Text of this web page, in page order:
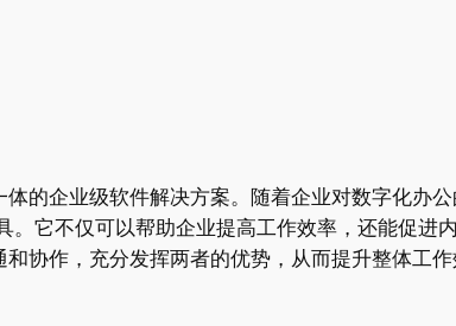
的企业级软件解决方案。随着企业对数字化办
它不仅可以帮助企业提高工作效率，还能促进
协作，充分发挥两者的优势，从而提升整体工作